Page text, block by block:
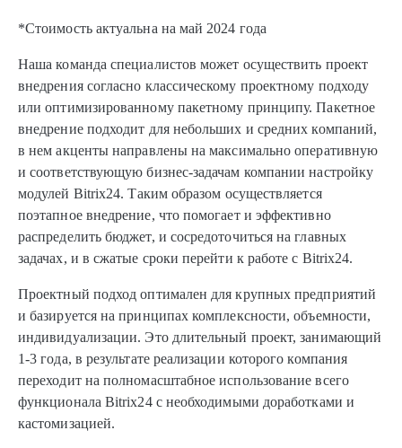
*Стоимость актуальна на май 2024 года
Наша команда специалистов может осуществить проект
внедрения согласно классическому проектному подходу
или оптимизированному пакетному принципу. Пакетное
внедрение подходит для небольших и средних компаний,
в нем акценты направлены на максимально оперативную
и соответствующую бизнес-задачам компании настройку
модулей Bitrix24. Таким образом осуществляется
поэтапное внедрение, что помогает и эффективно
распределить бюджет, и сосредоточиться на главных
задачах, и в сжатые сроки перейти к работе с Bitrix24.
Проектный подход оптимален для крупных предприятий
и базируется на принципах комплексности, объемности,
индивидуализации. Это длительный проект, занимающий
1-3 года, в результате реализации которого компания
переходит на полномасштабное использование всего
функционала Bitrix24 с необходимыми доработками и
кастомизацией.